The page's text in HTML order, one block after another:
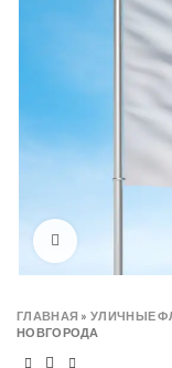
ГЛАВНАЯ »УЛИЧНЫЕ
НОВГОРОДА